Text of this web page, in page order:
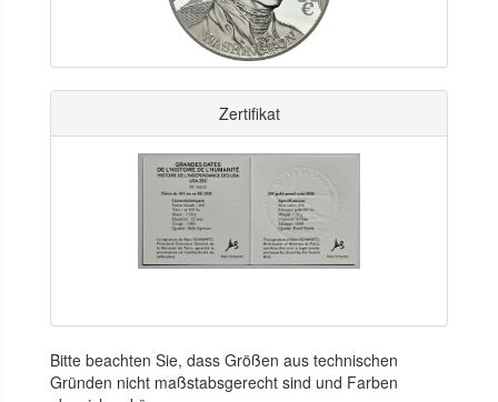
Zertifikat
Bitte beachten Sie, dass Größen aus technischen
Gründen nicht maßstabsgerecht sind und Farben